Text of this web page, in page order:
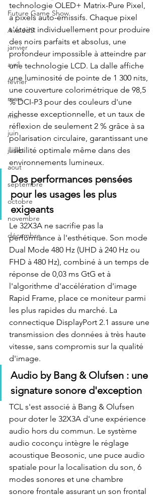
Future Game Show
Avis JdS
janvier
avril
fevrier
mars
mai
juin
juillet
aout
septembre
octobre
novembre
décembre
technologie OLED+ Matrix-Pure Pixel,
à pixels auto-émissifs. Chaque pixel
s'éteint individuellement pour produire
des noirs parfaits et absolus, une
profondeur impossible à atteindre par
une technologie LCD. La dalle affiche
une luminosité de pointe de 1 300 nits,
une couverture colorimétrique de 98,5
% DCI-P3 pour des couleurs d'une
richesse exceptionnelle, et un taux de
réflexion de seulement 2 % grâce à sa
polarisation circulaire, garantissant une
lisibilité optimale même dans des
environnements lumineux.
Des performances pensées
pour les usages les plus
exigeants
Le 32X3A ne sacrifie pas la
performance à l'esthétique. Son mode
Dual Mode 480 Hz (UHD à 240 Hz ou
FHD à 480 Hz), combiné à un temps de
réponse de 0,03 ms GtG et à
l'algorithme d'accélération d'image
Rapid Frame, place ce moniteur parmi
les plus rapides du marché. La
connectique DisplayPort 2.1 assure une
transmission des données à très haute
vitesse, sans compromis sur la qualité
d'image.
Audio by Bang & Olufsen : une
signature sonore d'exception
TCL s'est associé à Bang & Olufsen
pour doter le 32X3A d'une expérience
audio hors du commun. Le système
audio coconçu intègre le réglage
acoustique Beosonic, une puce audio
spatiale pour la localisation du son, 6
modes sonores et une chambre
sonore frontale assurant un son frontal